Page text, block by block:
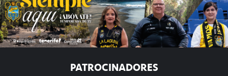
PATROCINADORES